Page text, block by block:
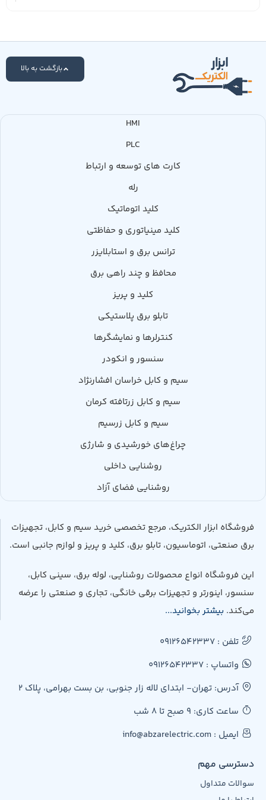
بازگشت به بالا
HMI
PLC
کارت های توسعه و ارتباط
رله
کلید اتوماتیک
کلید مینیاتوری و حفاظتی
ترانس برق و استابلایزر
محافظ و چند راهی برق
کلید و پریز
تابلو برق پلاستیکی
کنترلرها و نمایشگرها
سنسور و انکودر
سیم و کابل خراسان افشارنژاد
سیم و کابل زرتافته کرمان
سیم و کابل زرسیم
چراغ‌های خورشیدی و شارژی
روشنایی داخلی
روشنایی فضای آزاد
فروشگاه ابزار الکتریک، مرجع تخصصی خرید سیم و کابل، تجهیزات
برق صنعتی، اتوماسیون، تابلو برق، کلید و پریز و لوازم جانبی است.
این فروشگاه انواع محصولات روشنایی، لوله برق، سینی کابل،
سنسور، اینورتر و تجهیزات برقی خانگی، تجاری و صنعتی را عرضه
می‌کند. بیشتر بخوانید...
تلفن : 09126542337
واتساپ : 09126542337
آدرس: تهران- ابتدای لاله زار جنوبی، بن بست بهرامی، پلاک 2
ساعت کاری: 9 صبح تا 8 شب
ایمیل : info@abzarelectric.com
دسترسی مهم
سوالات متداول